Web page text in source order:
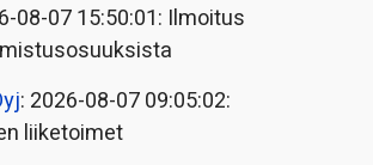
08-07 15:50:01: Ilmoitus
: 2026-08-07 09:05:02:
liiketoimet